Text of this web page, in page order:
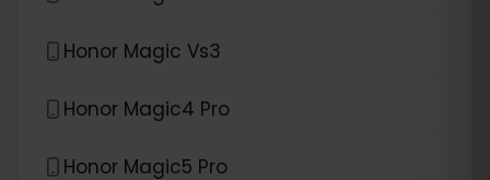
Honor Magic Vs3
Honor Magic4 Pro
Honor Magic5 Pro